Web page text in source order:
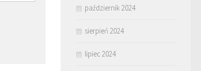
październik 2024
sierpień 2024
lipiec 2024